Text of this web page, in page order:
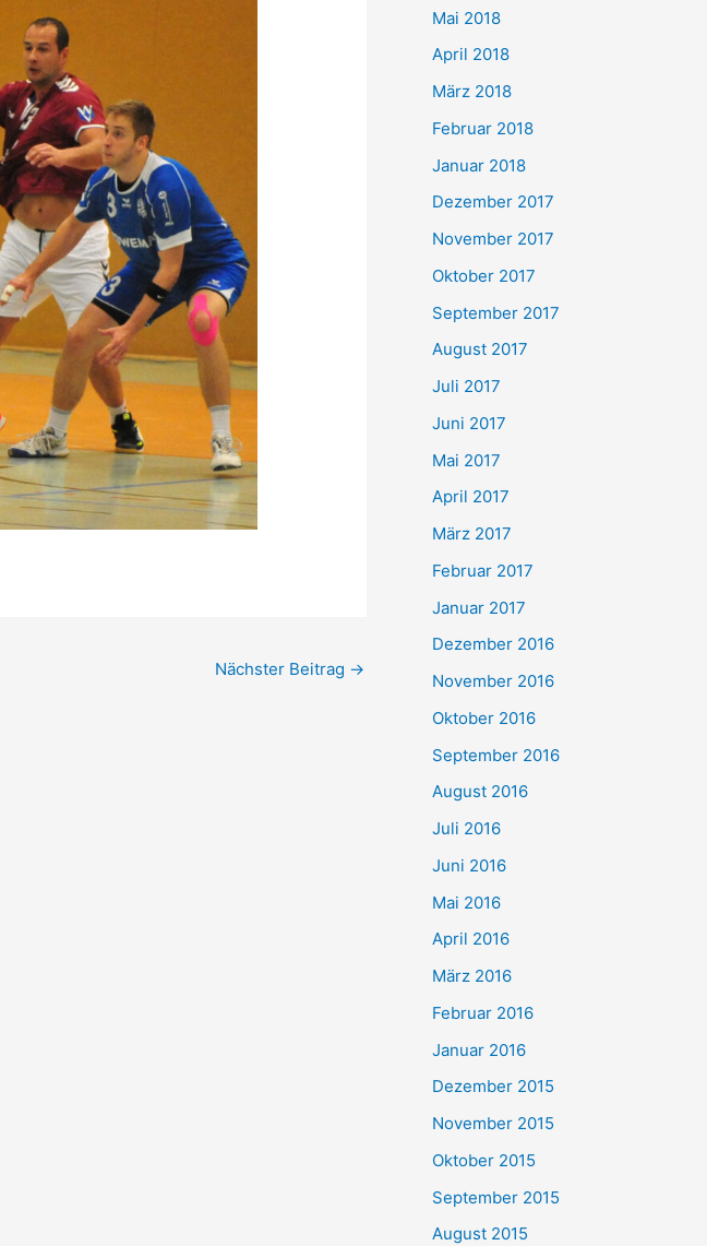
Nächster Beitrag →
Mai 2018
April 2018
März 2018
Februar 2018
Januar 2018
Dezember 2017
November 2017
Oktober 2017
September 2017
August 2017
Juli 2017
Juni 2017
Mai 2017
April 2017
März 2017
Februar 2017
Januar 2017
Dezember 2016
November 2016
Oktober 2016
September 2016
August 2016
Juli 2016
Juni 2016
Mai 2016
April 2016
März 2016
Februar 2016
Januar 2016
Dezember 2015
November 2015
Oktober 2015
September 2015
August 2015